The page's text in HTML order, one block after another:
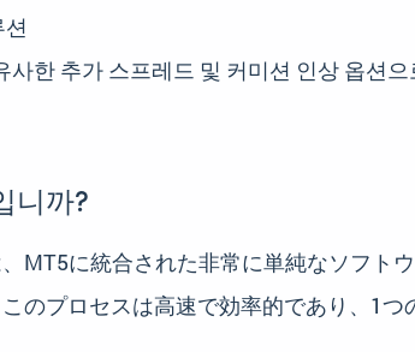
사한 추가 스프레드 및 커미션 인상 옵션
니까?
MT5に統合された非常に単純なソフト
のプロセスは高速で効率的であり、1つ